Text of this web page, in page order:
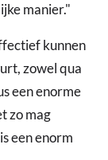
manier."
kunnen
zowel qua
een enorme
zo mag
een enorm